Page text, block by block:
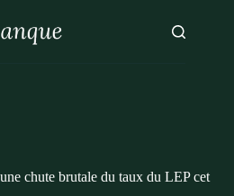
chute brutale du taux du LEP cet